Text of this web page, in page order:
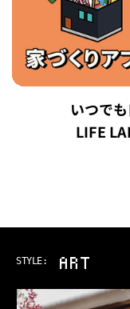
いつで
LIFE
STYLE: ART &